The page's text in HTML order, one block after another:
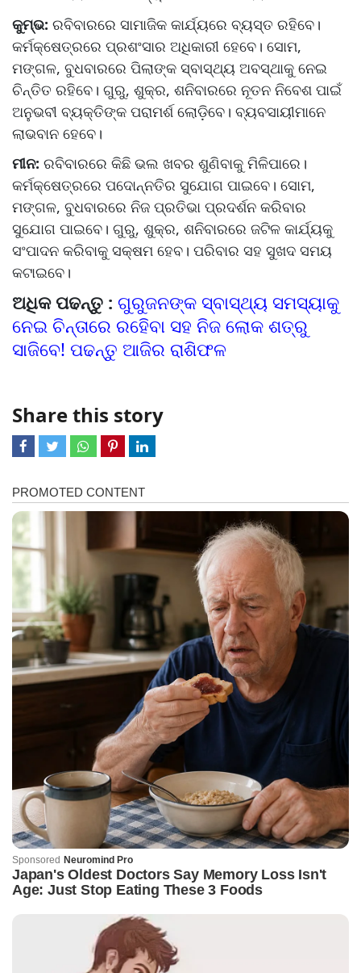
କୁମ୍ଭ: ରବିବାରରେ ସାମାଜିକ କାର୍ଯ୍ୟରେ ବ୍ୟସ୍ତ ରହିବେ।
କର୍ମକ୍ଷେତ୍ରରେ ପ୍ରଶଂସାର ଅଧିକାରୀ ହେବେ। ସୋମ,
ମଙ୍ଗଳ, ବୁଧବାରରେ ପିଲାଙ୍କ ସ୍ବାସ୍ଥ୍ୟ ଅବସ୍ଥାକୁ ନେଇ
ଚିନ୍ତିତ ରହିବେ। ଗୁରୁ, ଶୁକ୍ର, ଶନିବାରରେ ନୂତନ ନିବେଶ ପାଇଁ
ଅନୁଭବୀ ବ୍ୟକ୍ତିଙ୍କ ପରାମର୍ଶ ଲୋଡ଼ିବେ। ବ୍ୟବସାୟୀମାନେ
ଲାଭବାନ ହେବେ।
ମୀନ: ରବିବାରରେ କିଛି ଭଲ ଖବର ଶୁଣିବାକୁ ମିଳିପାରେ।
କର୍ମକ୍ଷେତ୍ରରେ ପଦୋନ୍ନତିର ସୁଯୋଗ ପାଇବେ। ସୋମ,
ମଙ୍ଗଳ, ବୁଧବାରରେ ନିଜ ପ୍ରତିଭା ପ୍ରଦର୍ଶନ କରିବାର
ସୁଯୋଗ ପାଇବେ। ଗୁରୁ, ଶୁକ୍ର, ଶନିବାରରେ ଜଟିଳ କାର୍ଯ୍ୟକୁ
ସଂପାଦନ କରିବାକୁ ସକ୍ଷମ ହେବ। ପରିବାର ସହ ସୁଖଦ ସମୟ
କଟାଇବେ।
ଅଧିକ ପଢନ୍ତୁ : ଗୁରୁଜନଙ୍କ ସ୍ବାସ୍ଥ୍ୟ ସମସ୍ୟାକୁ
ନେଇ ଚିନ୍ତାରେ ରହିେବା ସହ ନିଜ ଲୋକ ଶତ୍ରୁ
ସାଜିବେ! ପଢନ୍ତୁ ଆଜିର ରାଶିଫଳ
Share this story